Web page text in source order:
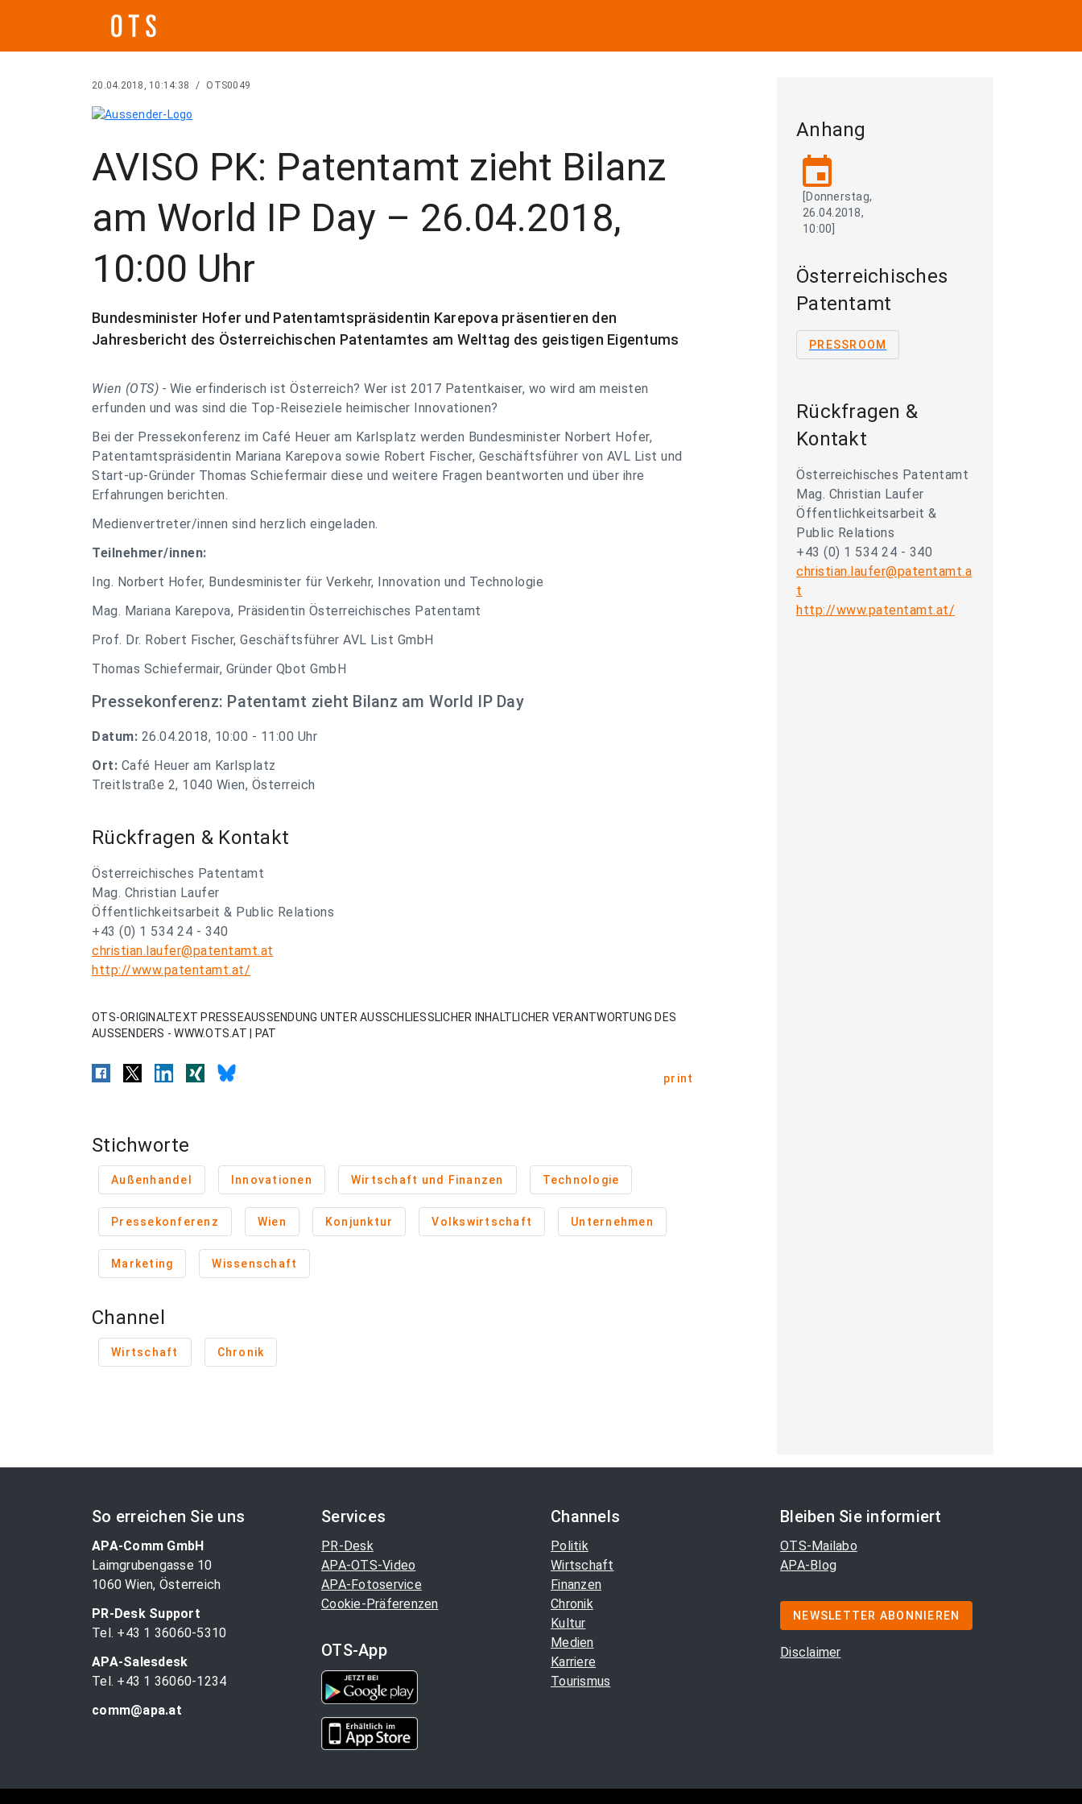
20.04.2018, 10:14:38 / OTS0049
AVISO PK: Patentamt zieht Bilanz
am World IP Day – 26.04.2018,
10:00 Uhr
Bundesminister Hofer und Patentamtspräsidentin Karepova präsentieren den
Jahresbericht des Österreichischen Patentamtes am Welttag des geistigen Eigentums
Wien (OTS) - Wie erfinderisch ist Österreich? Wer ist 2017 Patentkaiser, wo wird am meisten
erfunden und was sind die Top-Reiseziele heimischer Innovationen?
Bei der Pressekonferenz im Café Heuer am Karlsplatz werden Bundesminister Norbert Hofer,
Patentamtspräsidentin Mariana Karepova sowie Robert Fischer, Geschäftsführer von AVL List und
Start-up-Gründer Thomas Schiefermair diese und weitere Fragen beantworten und über ihre
Erfahrungen berichten.
Medienvertreter/innen sind herzlich eingeladen.
Teilnehmer/innen:
Ing. Norbert Hofer, Bundesminister für Verkehr, Innovation und Technologie
Mag. Mariana Karepova, Präsidentin Österreichisches Patentamt
Prof. Dr. Robert Fischer, Geschäftsführer AVL List GmbH
Thomas Schiefermair, Gründer Qbot GmbH
Pressekonferenz: Patentamt zieht Bilanz am World IP Day
Datum: 26.04.2018, 10:00 - 11:00 Uhr
Ort: Café Heuer am Karlsplatz
Treitlstraße 2, 1040 Wien, Österreich
Rückfragen & Kontakt
Österreichisches Patentamt
Mag. Christian Laufer
Öffentlichkeitsarbeit & Public Relations
+43 (0) 1 534 24 - 340
christian.laufer@patentamt.at
http://www.patentamt.at/
OTS-ORIGINALTEXT PRESSEAUSSENDUNG UNTER AUSSCHLIESSLICHER INHALTLICHER VERANTWORTUNG DES
AUSSENDERS - WWW.OTS.AT | PAT
print
Stichworte
Außenhandel Innovationen Wirtschaft und Finanzen Technologie
Pressekonferenz Wien Konjunktur Volkswirtschaft Unternehmen
Marketing Wissenschaft
Channel
Wirtschaft Chronik
Anhang
event
[Donnerstag,
26.04.2018,
10:00]
Österreichisches
Patentamt
PRESSROOM
Rückfragen &
Kontakt
Österreichisches Patentamt
Mag. Christian Laufer
Öffentlichkeitsarbeit &
Public Relations
+43 (0) 1 534 24 - 340
christian.laufer@patentamt.a
t
http://www.patentamt.at/
So erreichen Sie uns
APA-Comm GmbH
Laimgrubengasse 10
1060 Wien, Österreich
PR-Desk Support
Tel. +43 1 36060-5310
APA-Salesdesk
Tel. +43 1 36060-1234
comm@apa.at
Services
PR-Desk
APA-OTS-Video
APA-Fotoservice
Cookie-Präferenzen
OTS-App
Channels
Politik
Wirtschaft
Finanzen
Chronik
Kultur
Medien
Karriere
Tourismus
Bleiben Sie informiert
OTS-Mailabo
APA-Blog
NEWSLETTER ABONNIEREN
Disclaimer